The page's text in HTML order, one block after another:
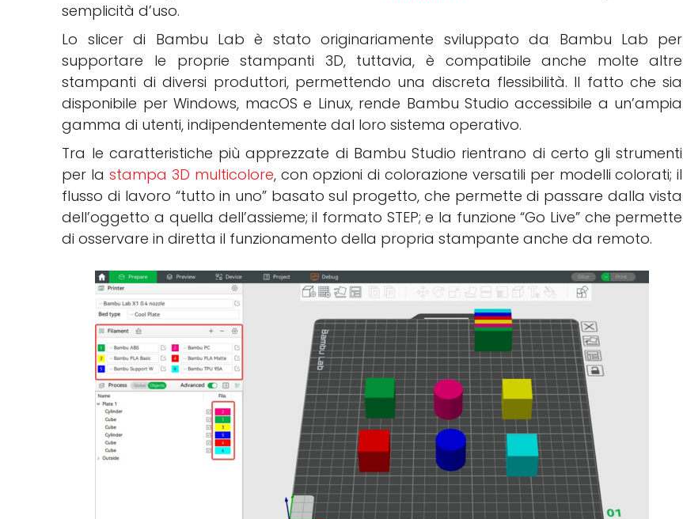
semplicità d’uso.
Lo slicer di Bambu Lab è stato originariamente sviluppato da Bambu Lab per
supportare le proprie stampanti 3D, tuttavia, è compatibile anche molte altre
stampanti di diversi produttori, permettendo una discreta flessibilità. Il fatto che sia
disponibile per Windows, macOS e Linux, rende Bambu Studio accessibile a un’ampia
gamma di utenti, indipendentemente dal loro sistema operativo.
Tra le caratteristiche più apprezzate di Bambu Studio rientrano di certo gli strumenti
per lastampa 3D multicolore, con opzioni di colorazione versatili per modelli colorati; il
flusso di lavoro “tutto in uno” basato sul progetto, che permette di passare dalla vista
dell’oggetto a quella dell’assieme; il formato STEP; e la funzione “Go Live” che permette
di osservare in diretta il funzionamento della propria stampante anche da remoto.